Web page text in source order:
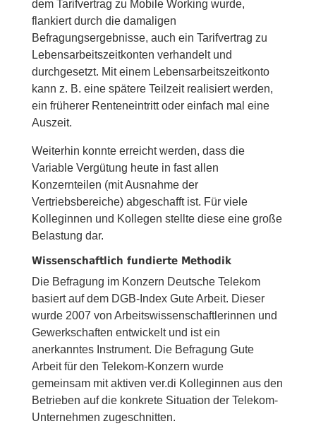
dem Tarifvertrag zu Mobile Working wurde,
flankiert durch die damaligen
Befragungsergebnisse, auch ein Tarifvertrag zu
Lebensarbeitszeitkonten verhandelt und
durchgesetzt. Mit einem Lebensarbeitszeitkonto
kann z. B. eine spätere Teilzeit realisiert werden,
ein früherer Renteneintritt oder einfach mal eine
Auszeit.
Weiterhin konnte erreicht werden, dass die
Variable Vergütung heute in fast allen
Konzernteilen (mit Ausnahme der
Vertriebsbereiche) abgeschafft ist. Für viele
Kolleginnen und Kollegen stellte diese eine große
Belastung dar.
Wissenschaftlich fundierte Methodik
Die Befragung im Konzern Deutsche Telekom
basiert auf dem DGB-Index Gute Arbeit. Dieser
wurde 2007 von Arbeitswissenschaftlerinnen und
Gewerkschaften entwickelt und ist ein
anerkanntes Instrument. Die Befragung Gute
Arbeit für den Telekom-Konzern wurde
gemeinsam mit aktiven ver.di Kolleginnen aus den
Betrieben auf die konkrete Situation der Telekom-
Unternehmen zugeschnitten.